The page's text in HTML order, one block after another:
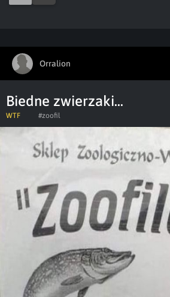
Orralion
Biedne zwierzaki...
WTF #zoofil